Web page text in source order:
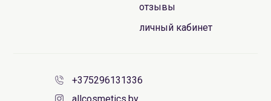
отзывы
личный кабинет
+375296131336